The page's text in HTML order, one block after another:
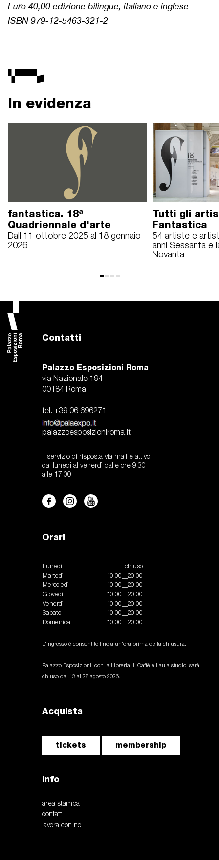
Euro 40,00 edizione bilingue, italiano e inglese
ISBN 979-12-5463-321-2
In evidenza
fantastica. 18ª
Quadriennale d'arte
Dall'11 ottobre 2025 al 18 gennaio
2026
Tutti gli
Fantastica
54 artiste e
anni Sessanta e
Novanta
Contatti
Palazzo Esposizioni Roma
via Nazionale 194
00184 Roma
tel. +39 06 696271
palazzoesposizioniroma.it
Il servizio di risposta via mail è attivo
dal lunedi al venerdì dalle ore 9:30
alle 17:00
Orari
Lunedì
chiuso
Martedì
10:00__20:00
Mercoledì
10:00__20:00
Giovedì
10:00__20:00
Venerdì
10:00__20:00
Sabato
10:00__20:00
Domenica
10:00__20:00
L'ingresso è consentito fino a un'ora prima della chiusura.
Palazzo Esposizioni, con la Libreria, il Caffè e l'aula studio, sarà
chiuso dal 13 al 28 agosto 2026.
Acquista
tickets membership
Info
area stampa
contatti
lavora con noi